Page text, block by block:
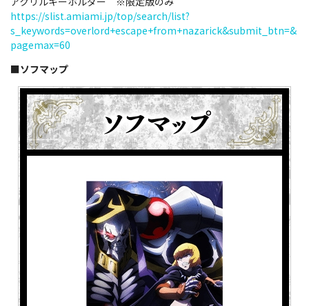
https://slist.amiami.jp/top/search/list?
s_keywords=overlord+escape+from+nazarick&submit_btn=&
pagemax=60
■ソフマップ